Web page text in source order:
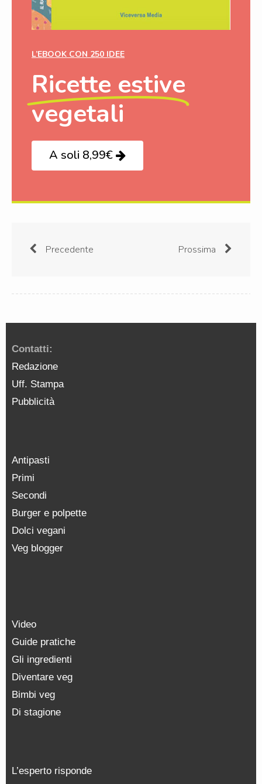
L’EBOOK CON 250 IDEE
Ricette estive
vegetali
A soli 8,99€
Precedente Prossima
Contatti:
Redazione
Uff. Stampa
Pubblicità
Antipasti
Primi
Secondi
Burger e polpette
Dolci vegani
Veg blogger
Video
Guide pratiche
Gli ingredienti
Diventare veg
Bimbi veg
Di stagione
L’esperto risponde